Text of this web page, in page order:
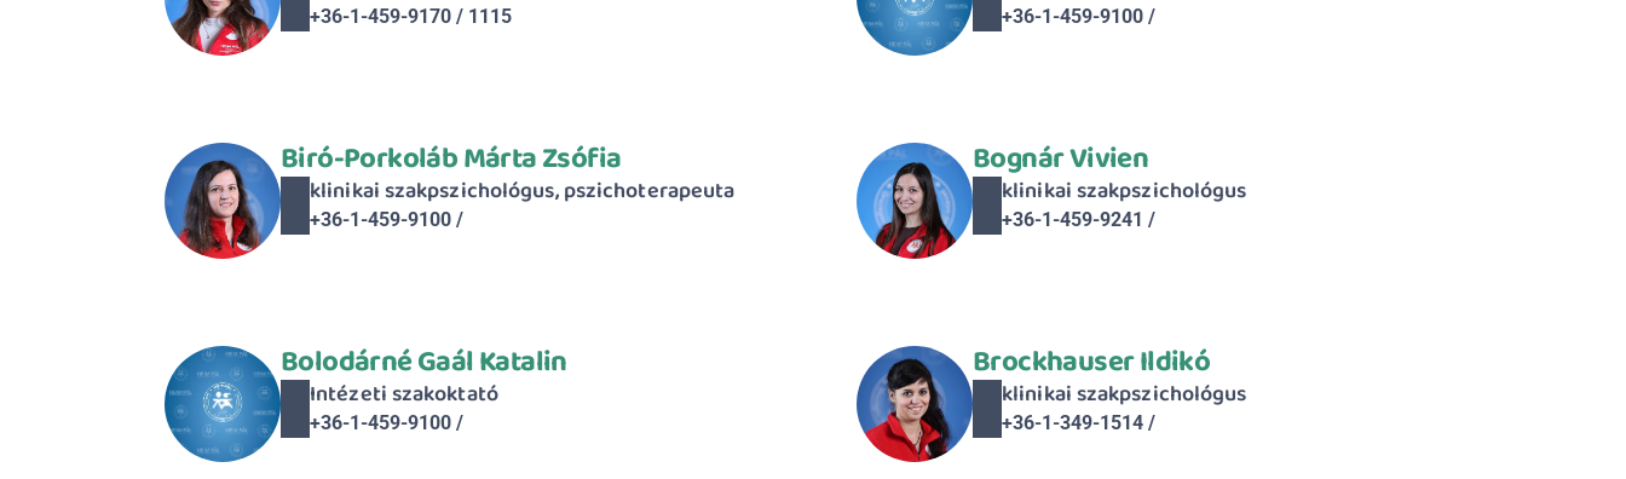
+36-1-459-9170 / 1115 +36-1-459-9100 /
Biró-Porkoláb Márta Zsófia
klinikai szakpszichológus, pszichoterapeuta
+36-1-459-9100 /
Bognár Vivien
klinikai szakpszichológus
+36-1-459-9241 /
Bolodárné Gaál Katalin
Intézeti szakoktató
+36-1-459-9100 /
Brockhauser Ildikó
klinikai szakpszichológus
+36-1-349-1514 /